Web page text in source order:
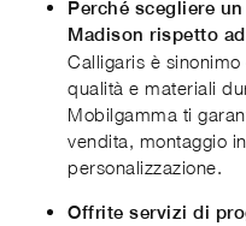
Perché scegliere
Madison rispetto
Calligaris è
qualità e materiali
Mobilgamma ti
vendita, montaggio
personalizzazione.
Offrite servizi di